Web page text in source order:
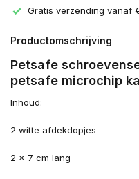
Gratis verzending vanaf
Productomschrijving
Petsafe
petsafe microchip
Inhoud:
2 witte afdekdopjes
2 x 7 cm lang